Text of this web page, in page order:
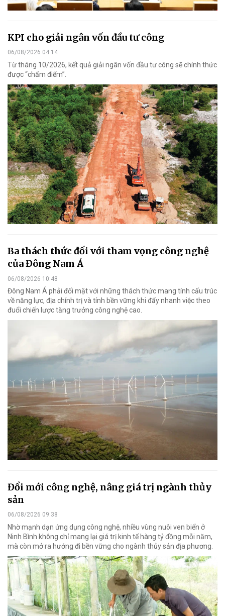
KPI cho giải ngân vốn đầu tư công
06/08/2026 04:14
Từ tháng 10/2026, kết quả giải ngân vốn đầu tư công sẽ chính thức
được “chấm điểm”.
Ba thách thức đối với tham vọng công nghệ
của Đông Nam Á
06/08/2026 10:48
Đông Nam Á phải đối mặt với những thách thức mang tính cấu trúc
về năng lực, địa chính trị và tính bền vững khi đẩy nhanh việc theo
đuổi chiến lược tăng trưởng công nghệ cao.
Đổi mới công nghệ, nâng giá trị ngành thủy
sản
06/08/2026 09:38
Nhờ mạnh dạn ứng dụng công nghệ, nhiều vùng nuôi ven biển ở
Ninh Bình không chỉ mang lại giá trị kinh tế hàng tỷ đồng mỗi năm,
mà còn mở ra hướng đi bền vững cho ngành thủy sản địa phương.